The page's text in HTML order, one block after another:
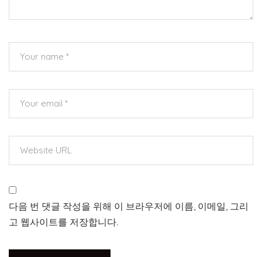
다음 번 댓글 작성을 위해 이 브라우저에 이름, 이메일, 그리
고 웹사이트를 저장합니다.